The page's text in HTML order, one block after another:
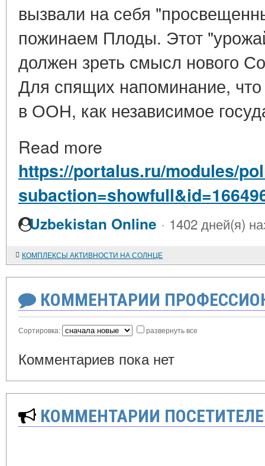
вызвали на себя
пожинаем Плоды. Этот
должен зреть смысл нового
Для спящих напоминание,
в ООН, как независимое
Read more
https://portalus.ru/modules/
Uzbekistan Online · 1402 дней(я)
КОМПЛЕКСЫ АКТИВНОСТИ НА СОЛНЦЕ
КОММЕНТАРИИ
Сортировка: развернуть все
Комментариев пока нет
КОММЕНТАРИИ